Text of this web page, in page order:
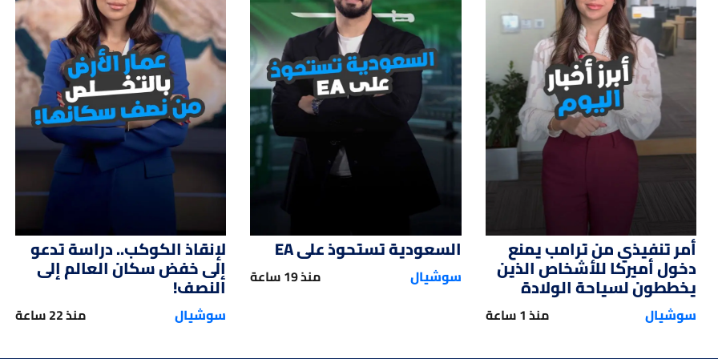
01:14
أمر تنفيذي من ترامب يمنع
دخول أميركا للأشخاص الذين
يخططون لسياحة الولادة
سوشيال منذ 1 ساعة
01:12
السعودية تستحوذ على EA
سوشيال منذ 19 ساعة
01:47
لإنقاذ الكوكب.. دراسة تدعو
إلى خفض سكان العالم إلى
النصف!
سوشيال منذ 22 ساعة